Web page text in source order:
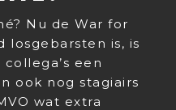
Nu de War for
losgebarsten is, is
een
ook nog stagiairs
wat extra